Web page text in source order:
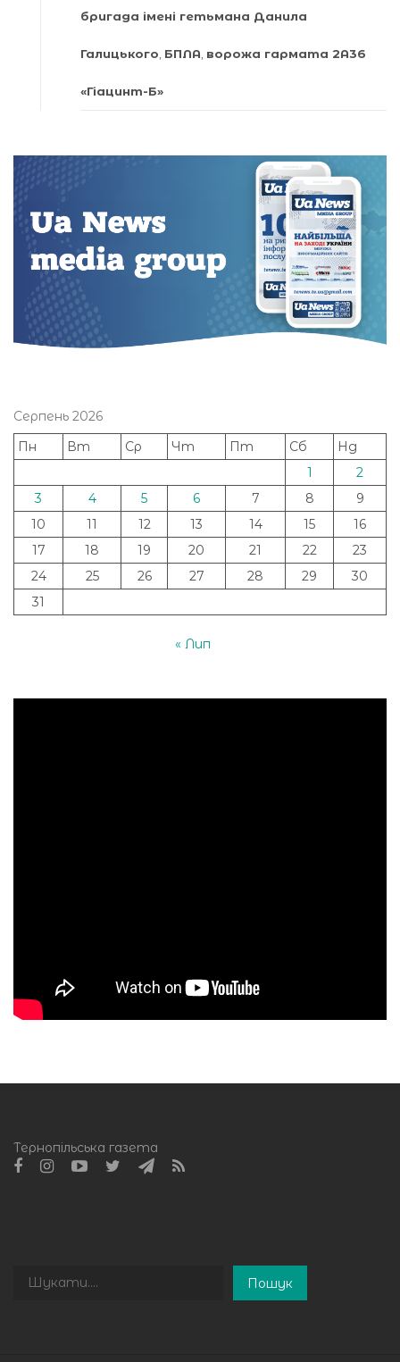
бригада імені гетьмана Данила
Галицького БПЛА ворожа гармата 2А36
«Гіацинт-Б»
Серпень 2026
Пн
Вт Ср Чт Пт Сб
Нд
1
2
3
4 5 6 7 8
9
10
11 12 13 14 15
16
17
18 19 20 21 22
23
24
25 26 27 28 29
30
31
« Лип
Тернопільська газета
Пошук
Пошук